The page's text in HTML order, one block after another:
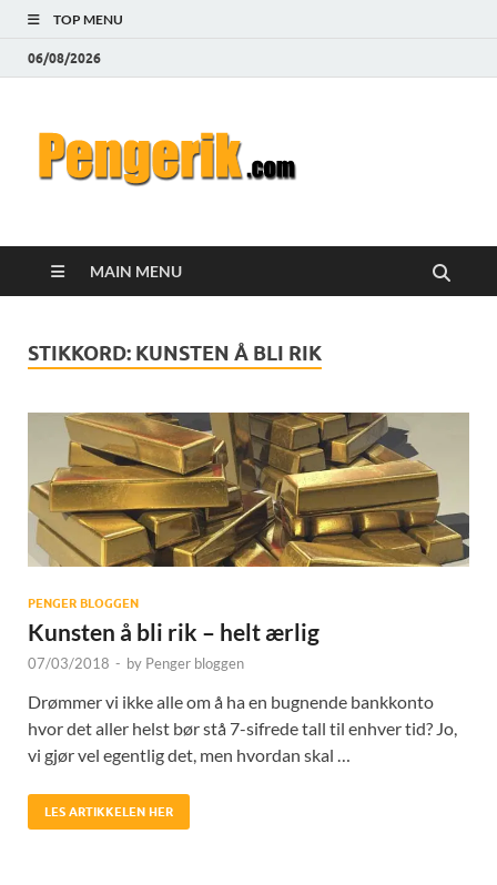
TOP MENU
06/08/2026
MAIN MENU
STIKKORD: KUNSTEN Å BLI RIK
PENGER BLOGGEN
Kunsten å bli rik – helt ærlig
07/03/2018 - by Penger bloggen
Drømmer vi ikke alle om å ha en bugnende bankkonto
hvor det aller helst bør stå 7-sifrede tall til enhver tid? Jo,
vi gjør vel egentlig det, men hvordan skal …
LES ARTIKKELEN HER